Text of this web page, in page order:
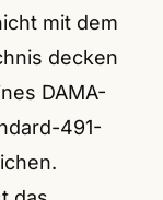
mit dem
decken
DAMA-
491-